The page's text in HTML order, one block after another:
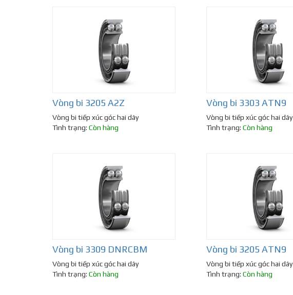
Vòng bi 3205 A2Z
Vòng bi tiếp xúc góc hai dãy
Tình trạng: Còn hàng
Vòng bi 3303 ATN9
Vòng bi tiếp xúc góc hai dãy
Tình trạng: Còn hàng
Vòng bi 3309 DNRCBM
Vòng bi tiếp xúc góc hai dãy
Tình trạng: Còn hàng
Vòng bi 3205 ATN9
Vòng bi tiếp xúc góc hai dãy
Tình trạng: Còn hàng